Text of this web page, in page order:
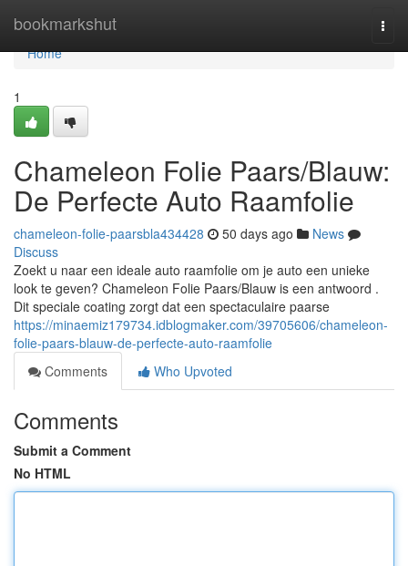
bookmarkshut
Home
Home
1
Chameleon Folie Paars/Blauw:
De Perfecte Auto Raamfolie
chameleon-folie-paarsbla434428 50 days ago
News
Discuss
Zoekt u naar een ideale auto raamfolie om je auto een unieke
look te geven? Chameleon Folie Paars/Blauw is een antwoord .
Dit speciale coating zorgt dat een spectaculaire paarse
https://minaemiz179734.idblogmaker.com/39705606/chameleon-
folie-paars-blauw-de-perfecte-auto-raamfolie
Comments
Who Upvoted
Comments
Submit a Comment
No HTML